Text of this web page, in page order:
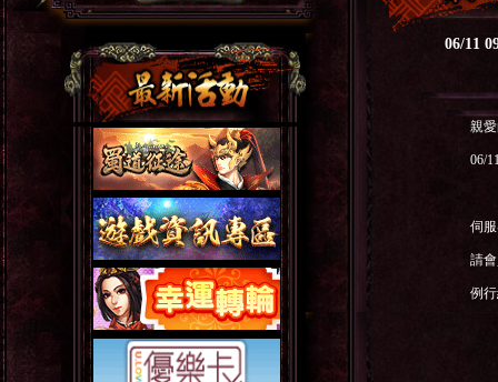
06/11
親
06/
伺
請
例